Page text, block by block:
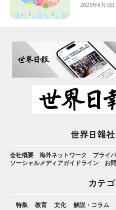
2026年8月5日
世界日報
会社概要 海外ネットワーク
プライ
ソーシャルメディアガイドライン
お
カテ
特集 教育 文化 解説・コラム